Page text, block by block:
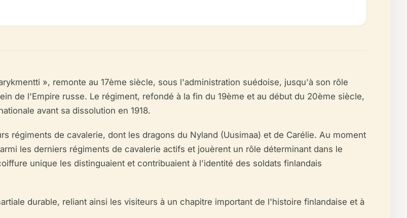
», remonte au 17ème siècle, sous l'administration suédoise, jusqu'à son rôle
de l'Empire russe. Le régiment, refondé à la fin du 19ème et au début du 20ème siècle,
avant sa dissolution en 1918.
régiments de cavalerie, dont les dragons du Nyland (Uusimaa) et de Carélie. Au moment
les derniers régiments de cavalerie actifs et jouèrent un rôle déterminant dans le
unique les distinguaient et contribuaient à l'identité des soldats finlandais
durable, reliant ainsi les visiteurs à un chapitre important de l'histoire finlandaise et à